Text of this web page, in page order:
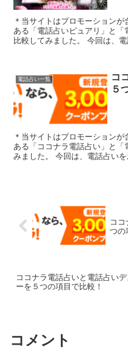
＊当サイトはプロモーションが含まれてい
ある「電話占いピュアリ」と
比較してみました。 今回は、電話占いをお願いするにあたり基本と
電話占い一覧
コ
５
＊当サイトはプロモーションが含まれてい
ある「ココナラ電話占い」と
みました。 今回は、電話占いをお願いするにあたり基本となる「1.
コ
つの
ココナラ電話占いと電話占いデ
ーを５つの項目で比較！
コメント